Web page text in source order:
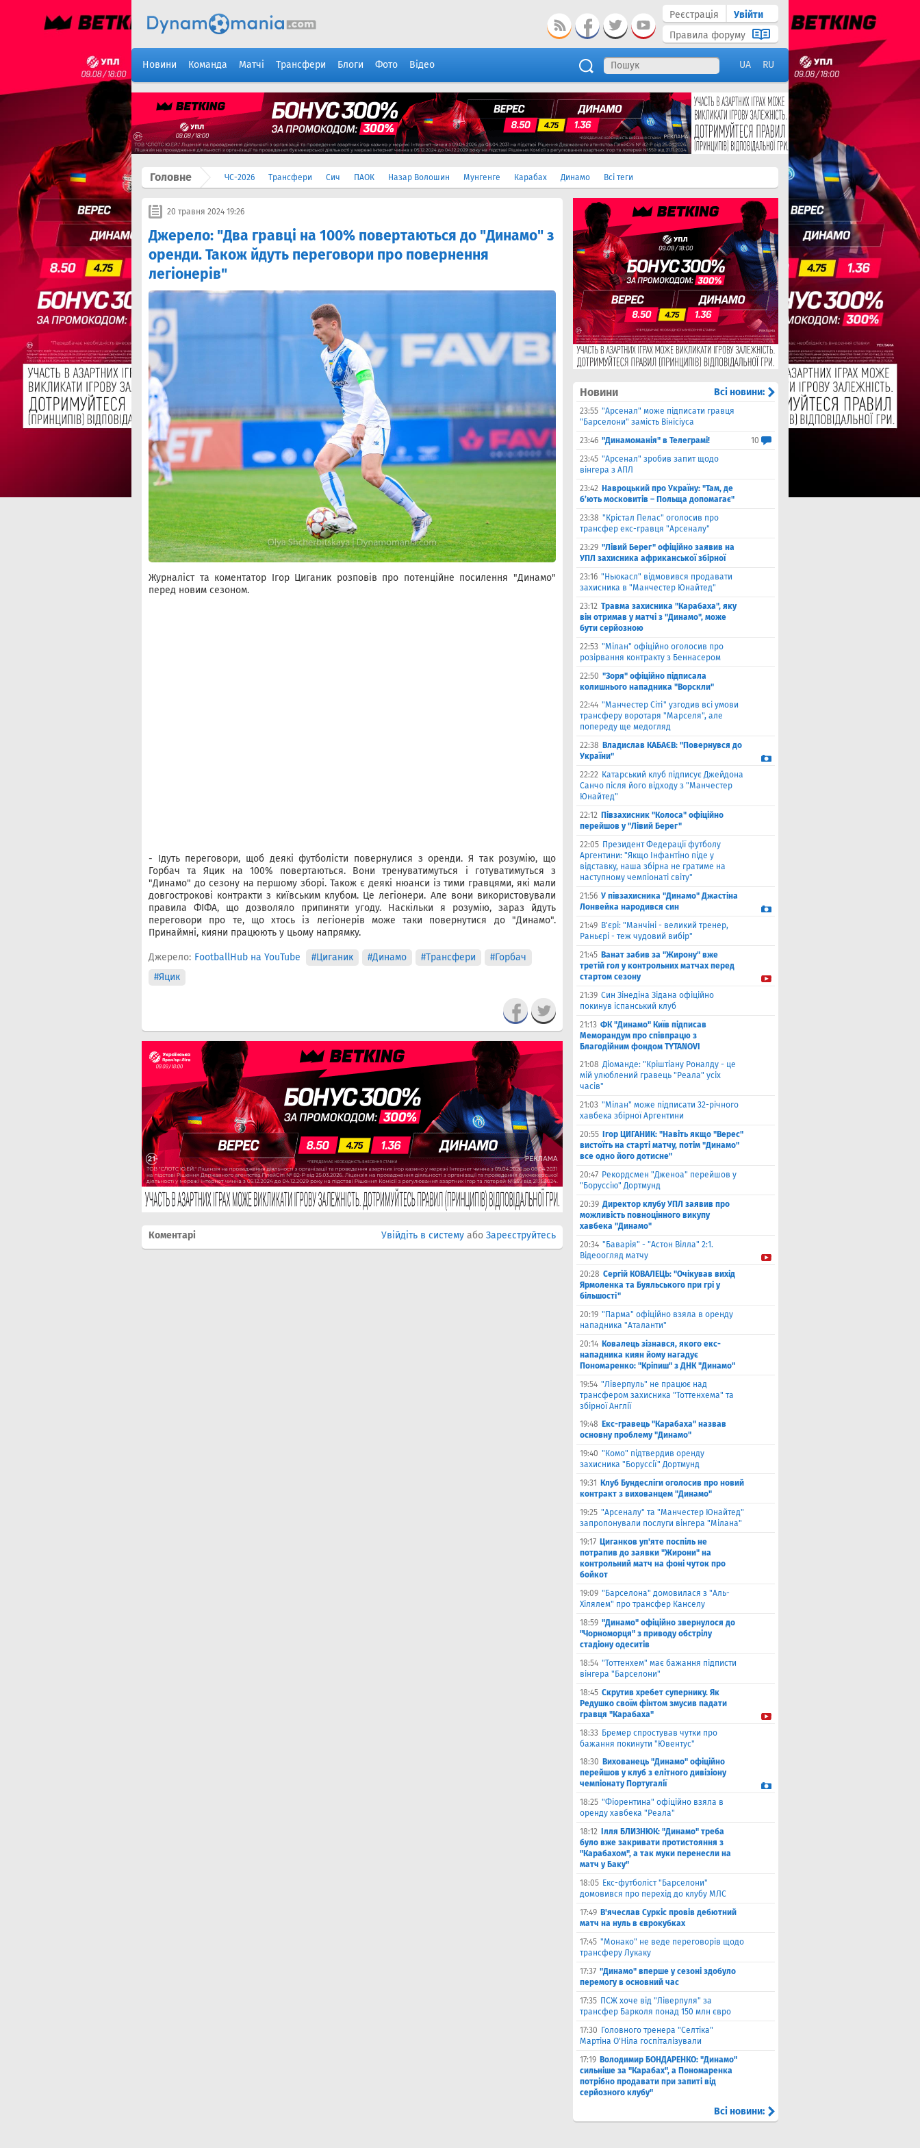
Реєстрація
Увійти
Правила форуму
Новини Команда Матчі Трансфери Блоги Фото Відео UA RU
Головне ЧС-2026 Трансфери Сич ПАОК Назар Волошин Мунгенге Карабах Динамо Всі теги
20 травня 2024 19:26
Джерело: "Два гравці на 100% повертаються до "Динамо" з
оренди. Також йдуть переговори про повернення
легіонерів"
Журналіст та коментатор Ігор Циганик розповів про потенційне посилення "Динамо"
перед новим сезоном.
- Ідуть переговори, щоб деякі футболісти повернулися з оренди. Я так розумію, що
Горбач та Яцик на 100% повертаються. Вони тренуватимуться і готуватимуться з
"Динамо" до сезону на першому зборі. Також є деякі нюанси із тими гравцями, які мали
довгострокові контракти з київським клубом. Це легіонери. Але вони використовували
правила ФІФА, що дозволяло припиняти угоду. Наскільки я розумію, зараз йдуть
переговори про те, що хтось із легіонерів може таки повернутися до "Динамо".
Принаймні, кияни працюють у цьому напрямку.
Джерело: FootballHub на YouTube #Циганик #Динамо #Трансфери
#Горбач
#Яцик
Коментарі Увійдіть в систему або Зареєструйтесь
Новини Всі новини:
23:55 "Арсенал" може підписати гравця
"Барселони" замість Вінісіуса
23:46 "Динамоманія" в Телеграмі!
10
23:45 "Арсенал" зробив запит щодо
вінгера з АПЛ
23:42 Навроцький про Україну: "Там, де
б’ють московитів – Польща допомагає"
23:38 "Крістал Пелас" оголосив про
трансфер екс-гравця "Арсеналу"
23:29 "Лівий Берег" офіційно заявив на
УПЛ захисника африканської збірної
23:16 "Ньюкасл" відмовився продавати
захисника в "Манчестер Юнайтед"
23:12 Травма захисника "Карабаха", яку
він отримав у матчі з "Динамо", може
бути серйозною
22:53 "Мілан" офіційно оголосив про
розірвання контракту з Беннасером
22:50 "Зоря" офіційно підписала
колишнього нападника "Ворскли"
22:44 "Манчестер Сіті" узгодив всі умови
трансферу воротаря "Марселя", але
попереду ще медогляд
22:38 Владислав КАБАЄВ: "Повернувся до
України"
22:22 Катарський клуб підписує Джейдона
Санчо після його відходу з "Манчестер
Юнайтед"
22:12 Півзахисник "Колоса" офіційно
перейшов у "Лівий Берег"
22:05 Президент Федерації футболу
Аргентини: "Якщо Інфантіно піде у
відставку, наша збірна не гратиме на
наступному чемпіонаті світу"
21:56 У півзахисника "Динамо" Джастіна
Лонвейка народився син
21:49 В'єрі: "Манчіні - великий тренер,
Раньєрі - теж чудовий вибір"
21:45 Ванат забив за "Жирону" вже
третій гол у контрольних матчах перед
стартом сезону
21:39 Син Зінедіна Зідана офіційно
покинув іспанський клуб
21:13 ФК "Динамо" Київ підписав
Меморандум про співпрацю з
Благодійним фондом TYTANOVI
21:08 Діоманде: "Кріштіану Роналду - це
мій улюблений гравець "Реала" усіх
часів"
21:03 "Мілан" може підписати 32-річного
хавбека збірної Аргентини
20:55
Ігор ЦИГАНИК: "Навіть якщо "Верес"
вистоїть на старті матчу, потім "Динамо"
все одно його дотисне"
20:47 Рекордсмен "Дженоа" перейшов у
"Боруссію" Дортмунд
20:39 Директор клубу УПЛ заявив про
можливість повноцінного викупу
хавбека "Динамо"
20:34 "Баварія" - "Астон Вілла" 2:1.
Відеоогляд матчу
20:28 Сергій КОВАЛЕЦЬ: "Очікував вихід
Ярмоленка та Буяльського при грі у
більшості"
20:19 "Парма" офіційно взяла в оренду
нападника "Аталанти"
20:14 Ковалець зізнався, якого екс-
нападника киян йому нагадує
Пономаренко: "Кріпиш" з ДНК "Динамо"
19:54 "Ліверпуль" не працює над
трансфером захисника "Тоттенхема" та
збірної Англії
19:48 Екс-гравець "Карабаха" назвав
основну проблему "Динамо"
19:40 "Комо" підтвердив оренду
захисника "Боруссії" Дортмунд
19:31
Клуб Бундесліги оголосив про новий
контракт з вихованцем "Динамо"
19:25 "Арсеналу" та "Манчестер Юнайтед"
запропонували послуги вінгера "Мілана"
19:17 Циганков уп'яте поспіль не
потрапив до заявки "Жирони" на
контрольний матч на фоні чуток про
бойкот
19:09 "Барселона" домовилася з "Аль-
Хілялем" про трансфер Канселу
18:59 "Динамо" офіційно звернулося до
"Чорноморця" з приводу обстрілу
стадіону одеситів
18:54 "Тоттенхем" має бажання підписти
вінгера "Барселони"
18:45 Скрутив хребет супернику. Як
Редушко своїм фінтом змусив падати
гравця "Карабаха"
18:33 Бремер спростував чутки про
бажання покинути "Ювентус"
18:30 Вихованець "Динамо" офіційно
перейшов у клуб з елітного дивізіону
чемпіонату Португалії
18:25 "Фіорентина" офіційно взяла в
оренду хавбека "Реала"
18:12
Ілля БЛИЗНЮК: "Динамо" треба
було вже закривати протистояння з
"Карабахом", а так муки перенесли на
матч у Баку"
18:05 Екс-футболіст "Барселони"
домовився про перехід до клубу МЛС
17:49 В'ячеслав Суркіс провів дебютний
матч на нуль в єврокубках
17:45 "Монако" не веде переговорів щодо
трансферу Лукаку
17:37 "Динамо" вперше у сезоні здобуло
перемогу в основний час
17:35 ПСЖ хоче від "Ліверпуля" за
трансфер Барколя понад 150 млн євро
17:30 Головного тренера "Селтіка"
Мартіна О'Ніла госпіталізували
17:19 Володимир БОНДАРЕНКО: "Динамо"
сильніше за "Карабах", а Пономаренка
потрібно продавати при запиті від
серйозного клубу"
Всі новини: